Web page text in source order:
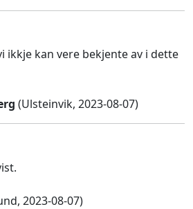
ikkje kan vere bekjente av i dette
(Ulsteinvik, 2023-08-07)
2023-08-07)